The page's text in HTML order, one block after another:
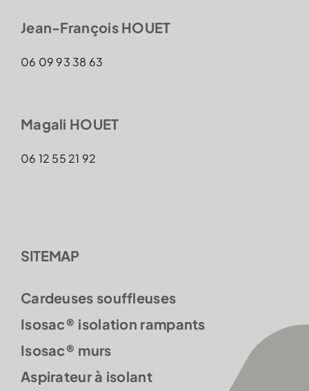
Jean-François HOUET
06 09 93 38 63
Magali HOUET
06 12 55 21 92
SITEMAP
Cardeuses souffleuses
Isosac® isolation rampants
Isosac® murs
Aspirateur à isolant